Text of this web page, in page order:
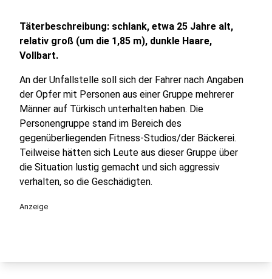
Täterbeschreibung: schlank, etwa 25 Jahre alt,
relativ groß (um die 1,85 m), dunkle Haare,
Vollbart.
An der Unfallstelle soll sich der Fahrer nach Angaben
der Opfer mit Personen aus einer Gruppe mehrerer
Männer auf Türkisch unterhalten haben. Die
Personengruppe stand im Bereich des
gegenüberliegenden Fitness-Studios/der Bäckerei.
Teilweise hätten sich Leute aus dieser Gruppe über
die Situation lustig gemacht und sich aggressiv
verhalten, so die Geschädigten.
Anzeige